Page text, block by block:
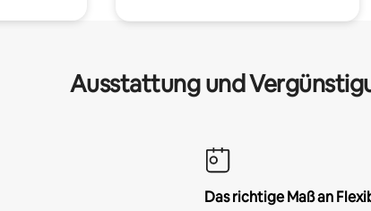
Ausstattung und
Das richtige Maß an